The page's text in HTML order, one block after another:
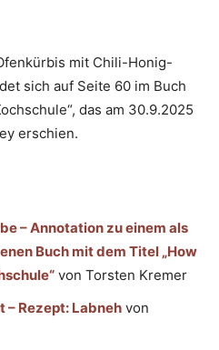
mit Chili-Honig-
sich auf Seite 60 im Buch
das am 30.9.2025
erschien.
– Annotation zu einem als
Buch mit dem Titel „How
von Torsten Kremer
– Rezept: Labneh von